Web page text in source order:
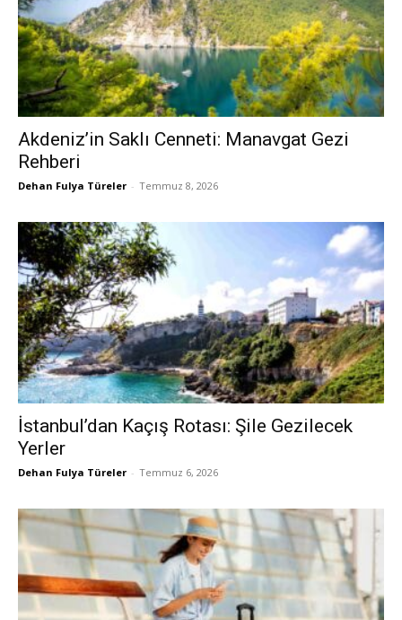
Akdeniz’in Saklı Cenneti: Manavgat Gezi
Rehberi
Dehan Fulya Türeler - Temmuz 8, 2026
İstanbul’dan Kaçış Rotası: Şile Gezilecek
Yerler
Dehan Fulya Türeler - Temmuz 6, 2026